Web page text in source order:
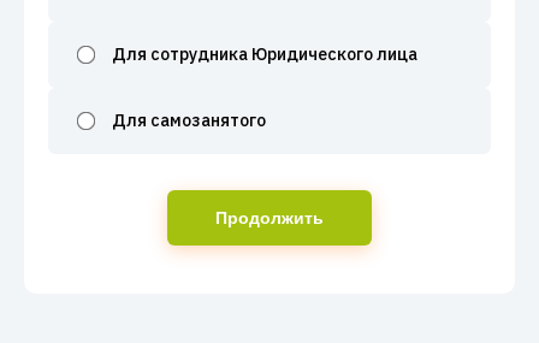
Для сотрудника Юридического лица
Для самозанятого
Продолжить